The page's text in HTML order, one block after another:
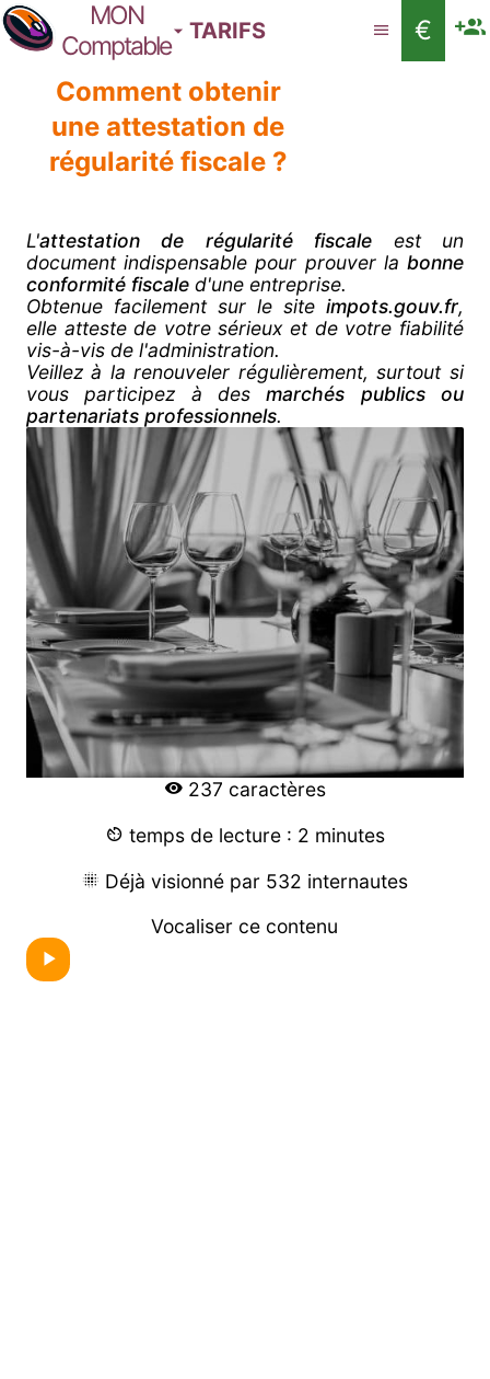
MON
Comptable
TARIFS
€
Comment obtenir
une attestation de
régularité fiscale ?
L'attestation de régularité fiscale est un
document indispensable pour prouver la bonne
conformité fiscale d'une entreprise.
Obtenue facilement sur le site impots.gouv.fr,
elle atteste de votre sérieux et de votre fiabilité
vis-à-vis de l'administration.
Veillez à la renouveler régulièrement, surtout si
vous participez à desmarchés publics ou
partenariats professionnels.
237 caractères
temps de lecture : 2 minutes
Déjà visionné par 532 internautes
Vocaliser ce contenu